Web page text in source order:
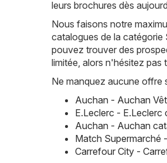
leurs brochures dès
Nous faisons notre
catalogues de la catégorie
pouvez trouver des
limitée, alors n'hésitez pas
Ne manquez aucune offre
Auchan - Auchan
E.Leclerc -
Auchan - Auchan
Match Supermarché
Carrefour City -